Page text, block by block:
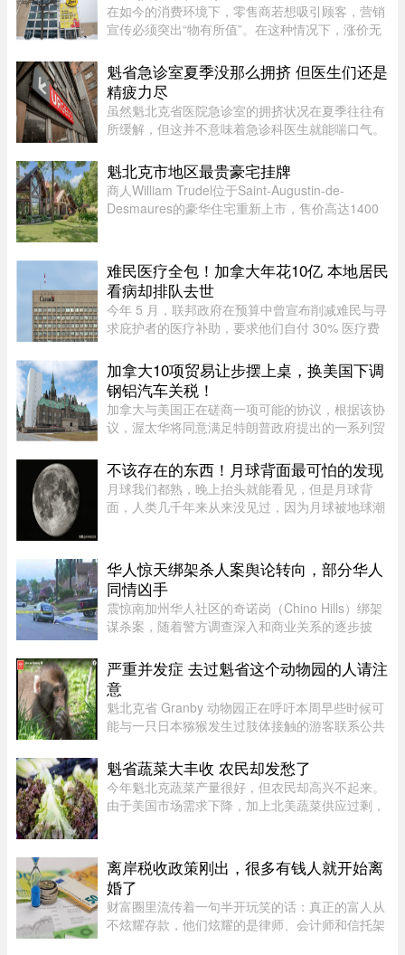
在如今的消费环境下，零售商若想吸引顾客，营销
宣传必须突出“物有所值”。在这种情况下，涨价无
持续挤压利润空间，Leon’s Furniture Ltd.（LNF-
T）的管理层表示，公 ...
魁省急诊室夏季没那么拥挤 但医生们还是
精疲力尽
虽然魁北克省医院急诊室的拥挤状况在夏季往往有
所缓解，但这并不意味着急诊科医生就能喘口气。
Couture 医生指出，近年来急诊医生的工作负担不
断加重，我们再也无法沿用“ ...
魁北克市地区最贵豪宅挂牌
商人William Trudel位于Saint-Augustin-de-
Desmaures的豪华住宅重新上市，售价高达1400
的豪宅。这栋位于Joseph-Dugal街 ...
难民医疗全包！加拿大年花10亿 本地居民
看病却排队去世
今年 5 月，联邦政府在预算中曾宣布削减难民与寻
求庇护者的医疗补助，要求他们自付 30% 医疗费
在 7 月 31 日低调撤回该政策，恢复了难民和寻求
庇护者医疗全额资助，包 ...
加拿大10项贸易让步摆上桌，换美国下调
钢铝汽车关税！
加拿大与美国正在磋商一项可能的协议，根据该协
议，渥太华将同意满足特朗普政府提出的一系列贸
新一轮关税的日期临近，双方谈判日益紧张。《环
球邮报》据三位知情业内人 ...
不该存在的东西！月球背面最可怕的发现
月球我们都熟，晚上抬头就能看见，但是月球背
面，人类几千年来从来没见过，因为月球被地球潮
面一样拥有14天一轮的完整白 ...
华人惊天绑架杀人案舆论转向，部分华人
同情凶手
震惊南加州华人社区的奇诺岗（Chino Hills）绑架
谋杀案，随着警方调查深入和商业关系的逐步披
中的舆论风向开始出现微妙变化。部分华人社区成
员开始对已遭警方击毙的 ...
严重并发症 去过魁省这个动物园的人请注
意
魁北克省 Granby 动物园正在呼吁本周早些时候可
能与一只日本猕猴发生过肢体接触的游客联系公共
伤。猕猴可能会携带 B 型疱疹病毒（Herpes B
virus）。这种病毒在人体内极 ...
魁省蔬菜大丰收 农民却发愁了
今年魁北克蔬菜产量很好，但农民却高兴不起来。
由于美国市场需求下降，加上北美蔬菜供应过剩，
菜，今年只能卖10车左右。生 ...
离岸税收政策刚出，很多有钱人就开始离
婚了
财富圈里流传着一句半开玩笑的话：真正的富人从
不炫耀存款，他们炫耀的是律师、会计师和信托架